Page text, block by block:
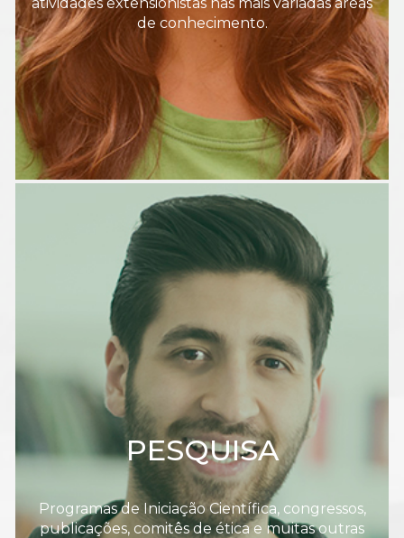
de conhecimento.
PESQUISA
Programas de Iniciação Científica, congressos,
publicações, comitês de ética e muitas outras